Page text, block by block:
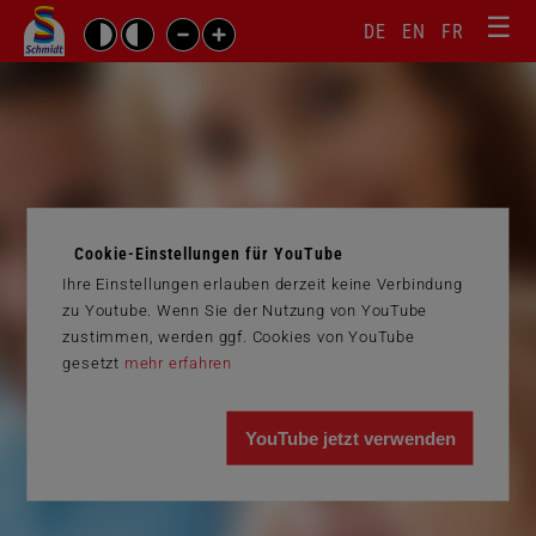
☰
DE EN FR
Suchbegriffe
Cookie-Einstellungen für YouTube
Ihre Einstellungen erlauben derzeit keine Verbindung
zu Youtube. Wenn Sie der Nutzung von YouTube
zustimmen, werden ggf. Cookies von YouTube
gesetzt mehr erfahren
YouTube jetzt verwenden